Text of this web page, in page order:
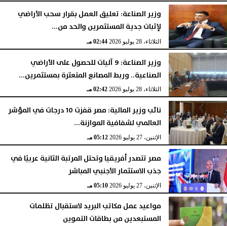
وزير الصناعة: تعليق العمل بقرار سحب الأراضي
لإثبات جدية المستثمرين والحد من...
الثلاثاء، 28 يوليو 2026 02:44 مـ
وزير الصناعة: 9 آليات للحصول على الأراضي
الصناعية.. وربط المصانع المتعثرة بمستثمرين...
الثلاثاء، 28 يوليو 2026 02:42 مـ
نائب وزير المالية: مصر قفزت 10 درجات في المؤشر
العالمي لشفافية الموازنة...
الإثنين، 27 يوليو 2026 05:12 مـ
مصر تتصدر أفريقيا وتحتل المرتبة الثانية عربيًا في
جذب الاستثمار الأجنبي المباشر
الإثنين، 27 يوليو 2026 05:10 مـ
مواعيد عمل مكاتب البريد لاستقبال تظلمات
المستبعدين من بطاقات التموين